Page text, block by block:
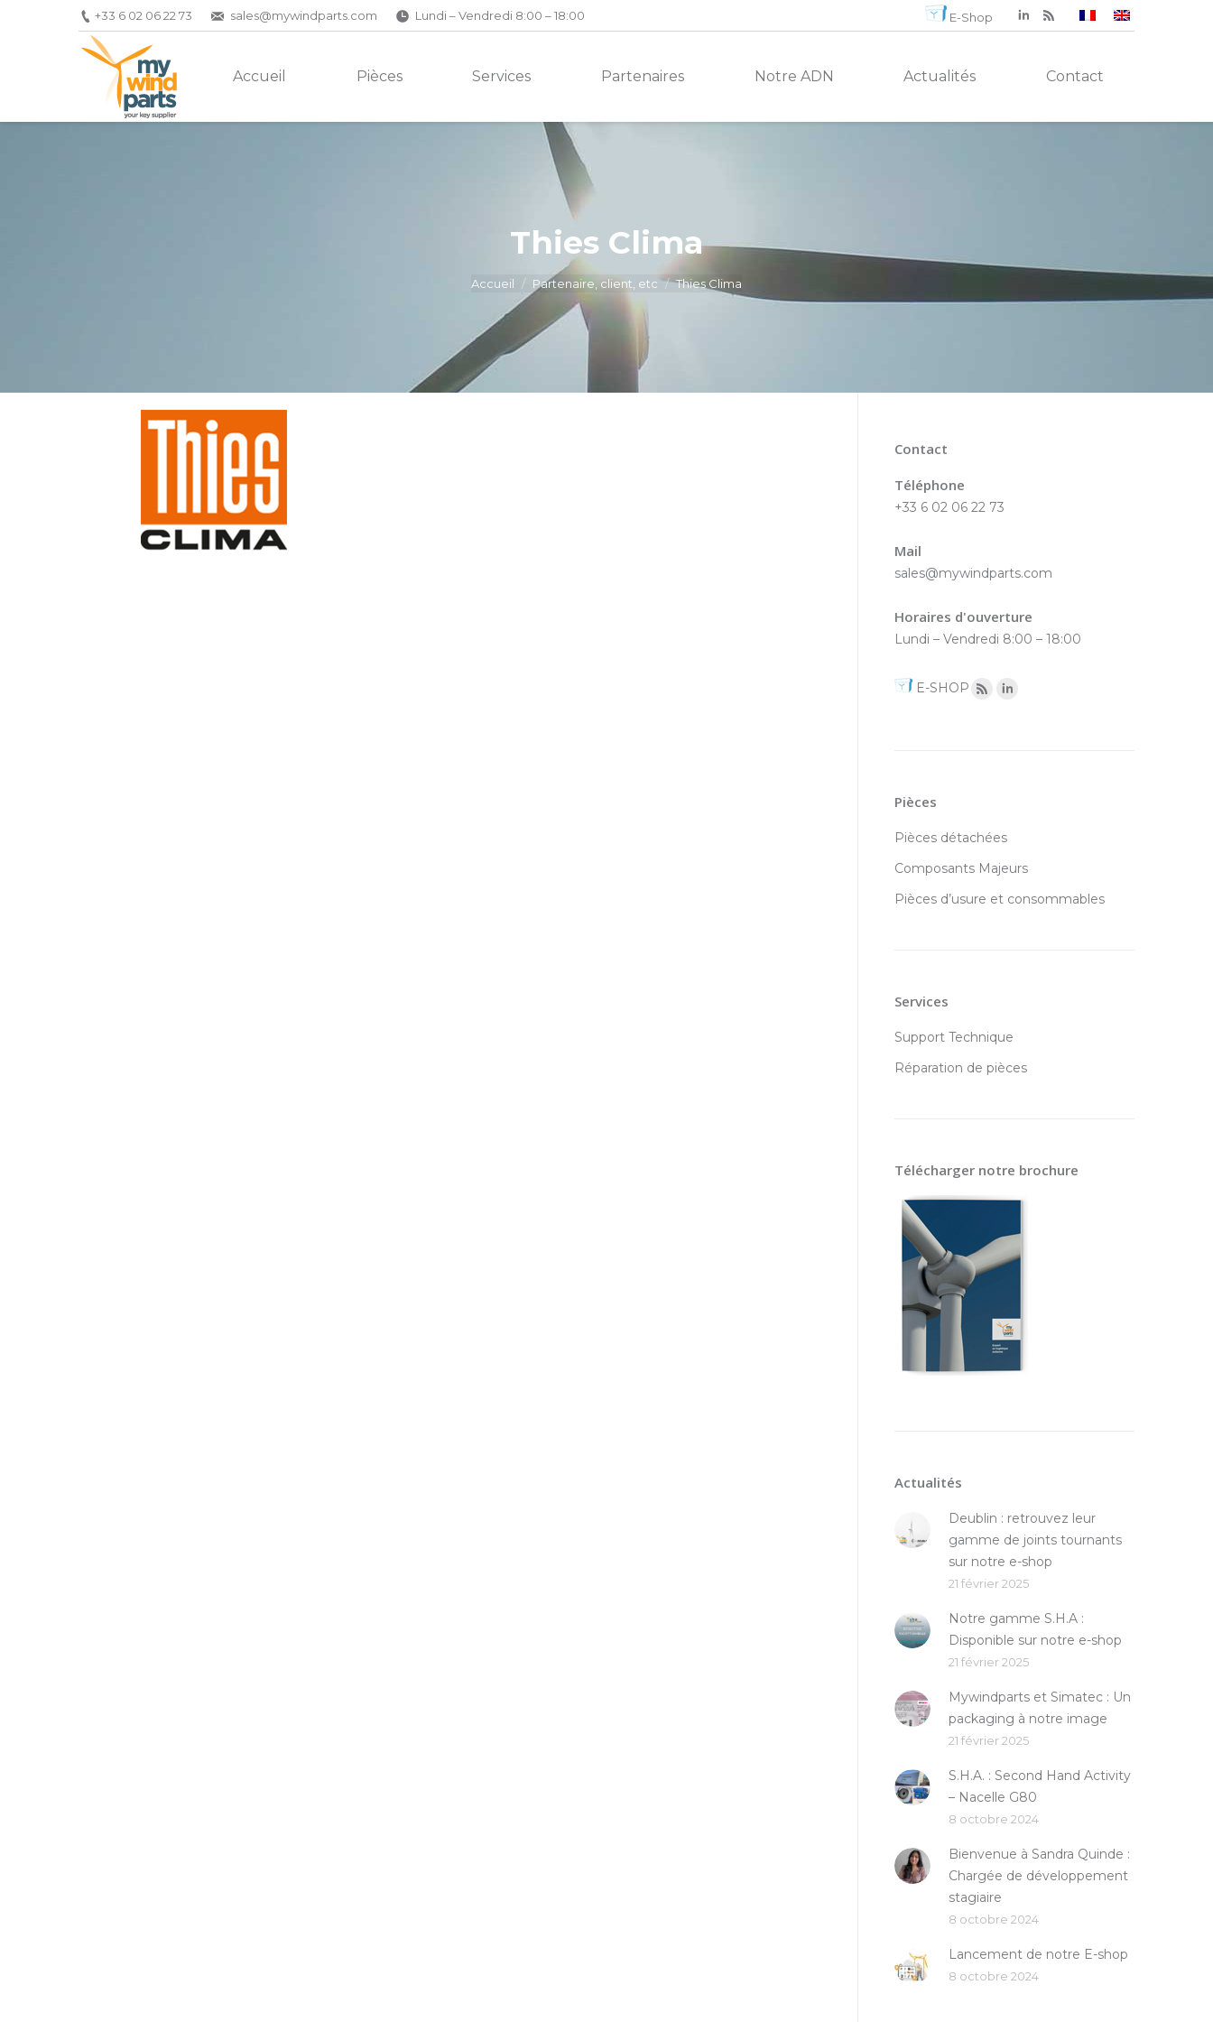
+33 6 02 06 22 73 sales@mywindparts.com Lundi – Vendredi 8:00 – 18:00 E-Shop
Accueil Pièces Services Partenaires Notre ADN Actualités Contact
Thies Clima
Accueil Partenaire, client, etc Thies Clima
Contact
Téléphone
+33 6 02 06 22 73
Mail
sales@mywindparts.com
Horaires d'ouverture
Lundi – Vendredi 8:00 – 18:00
E-SHOP
Pièces
Pièces détachées
Composants Majeurs
Pièces d’usure et consommables
Services
Support Technique
Réparation de pièces
Télécharger notre brochure
Actualités
Deublin : retrouvez leur
gamme de joints tournants
sur notre e-shop
21 février 2025
Notre gamme S.H.A :
Disponible sur notre e-shop
21 février 2025
Mywindparts et Simatec : Un
packaging à notre image
21 février 2025
S.H.A. : Second Hand Activity
– Nacelle G80
8 octobre 2024
Bienvenue à Sandra Quinde :
Chargée de développement
stagiaire
8 octobre 2024
Lancement de notre E-shop
8 octobre 2024